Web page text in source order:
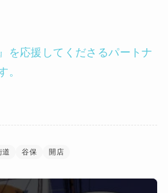
を応援してくださるパートナ
。
道 谷保 開店